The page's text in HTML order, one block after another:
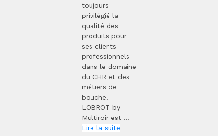
toujours
privilégié la
qualité des
produits pour
ses clients
professionnels
dans le domaine
du CHR et des
métiers de
bouche.
LOBROT by
Multiroir est ...
Lire la suite